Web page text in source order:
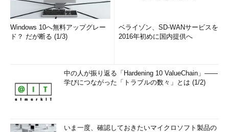
Windows 10へ無料アップグレー
ド？ だが断る (1/3)
ベライゾン、SD-WANサービスを
2016年初めに国内提供へ
中の人が振り返る「Hardening 10 ValueChain」――
学びにつながった「トラブルの数々」とは (1/2)
いま一度、確認しておきたいマイクロソフト製品の